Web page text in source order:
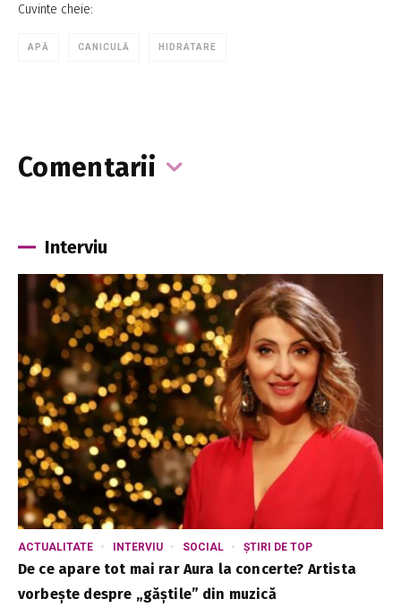
Cuvinte cheie:
APĂ CANICULĂ HIDRATARE
Comentarii
Interviu
ACTUALITATE INTERVIU SOCIAL ȘTIRI DE TOP
De ce apare tot mai rar Aura la concerte? Artista
vorbește despre „găștile” din muzică